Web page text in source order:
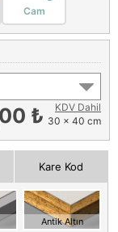
Cam
₺
KDV Dahil
30 x 40 cm
Kare Kod
Antik Altın